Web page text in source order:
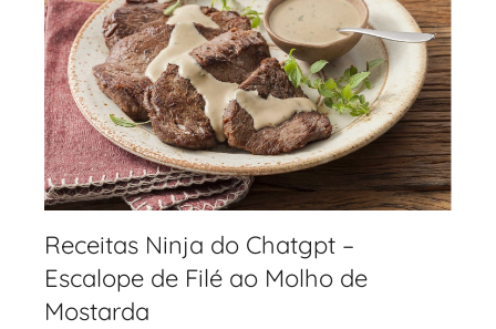
Receitas Ninja do Chatgpt –
Escalope de Filé ao Molho de
Mostarda